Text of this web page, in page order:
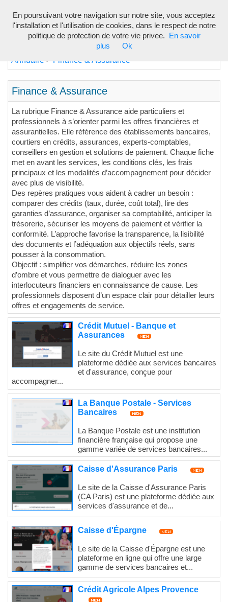
Annuaire > Finance & Assurance
Finance & Assurance
La rubrique Finance & Assurance aide particuliers et
professionnels à s’orienter parmi les offres financières et
assurantielles. Elle référence des établissements bancaires,
courtiers en crédits, assurances, experts-comptables,
conseillers en gestion et solutions de paiement. Chaque fiche
met en avant les services, les conditions clés, les frais
principaux et les modalités d’accompagnement pour décider
avec plus de visibilité.
Des repères pratiques vous aident à cadrer un besoin :
comparer des crédits (taux, durée, coût total), lire des
garanties d’assurance, organiser sa comptabilité, anticiper la
trésorerie, sécuriser les moyens de paiement et vérifier la
conformité. L’approche favorise la transparence, la lisibilité
des documents et l’adéquation aux objectifs réels, sans
pousser à la consommation.
Objectif : simplifier vos démarches, réduire les zones
d’ombre et vous permettre de dialoguer avec les
interlocuteurs financiers en connaissance de cause. Les
professionnels disposent d’un espace clair pour détailler leurs
offres et engagements de service.
Crédit Mutuel - Banque et
Assurances
Le site du Crédit Mutuel est une
plateforme dédiée aux services bancaires
et d'assurance, conçue pour
accompagner...
La Banque Postale - Services
Bancaires
La Banque Postale est une institution
financière française qui propose une
gamme variée de services bancaires...
Caisse d'Assurance Paris
Le site de la Caisse d'Assurance Paris
(CA Paris) est une plateforme dédiée aux
services d'assurance et de...
Caisse d'Épargne
Le site de la Caisse d'Épargne est une
plateforme en ligne qui offre une large
gamme de services bancaires et...
Crédit Agricole Alpes Provence
En poursuivant votre navigation sur notre site, vous acceptez
l'installation et l'utilisation de cookies, dans le respect de notre
politique de protection de votre vie privee.
En savoir
plus
Ok